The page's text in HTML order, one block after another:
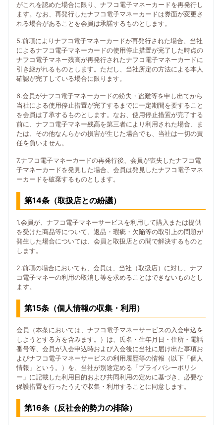
がこれを認めた場合に限り、ナフコ電子マネーカードを再発行し
ます。なお、再発行したナフコ電子マネーカードは券面が変更さ
れる場合があることを会員は承諾するものとします。
5.前項によりナフコ電子マネーカードが再発行された場合、当社
によるナフコ電子マネーカードの使用停止措置が完了した時点の
ナフコ電子マネー残高が再発行されたナフコ電子マネーカードに
引き継がれるものとします。ただし、当社所定の方法による本人
確認が完了している場合に限ります。
6.会員がナフコ電子マネーカードの紛失・盗難等を申し出てから
当社による使用停止措置が完了するまでに一定期間を要すること
を会員は了承するものとします。なお、使用停止措置が完了する
前に、ナフコ電子マネー残高を第三者により利用された場合、ま
たは、その他なんらかの損害が生じた場合でも、当社は一切の責
任を負いません。
7.ナフコ電子マネーカードの再発行後、会員が喪失したナフコ電
子マネーカードを発見した場合、会員は発見したナフコ電子マネ
ーカードを破棄するものとします。
第14条（取扱店との紛議）
1.会員が、ナフコ電子マネーサービスを利用して購入または提供
を受けた商品等について、返品・瑕疵・欠陥等の取引上の問題が
発生した場合については、会員と取扱店との間で解決するものと
します。
2.前項の場合においても、会員は、当社（取扱店）に対し、ナフ
コ電子マネーの利用の取消し等を求めることはできないものとし
ます。
第15条（個人情報の収集・利用）
会員（本条においては、ナフコ電子マネーサービスの入会申込を
しようとする方を含みます。）は、氏名・生年月日・住所・電話
番号等、会員が入会申込時および入会後に当社に届け出た事項お
よびナフコ電子マネーサービスの利用履歴等の情報（以下「個人
情報」という。）を、当社が別途定める「プライバシーポリシ
ー」に記載した利用目的および共同利用の定めに基づき、必要な
保護措置を行ったうえで収集・利用することに同意します。
第16条（反社会的勢力の排除）